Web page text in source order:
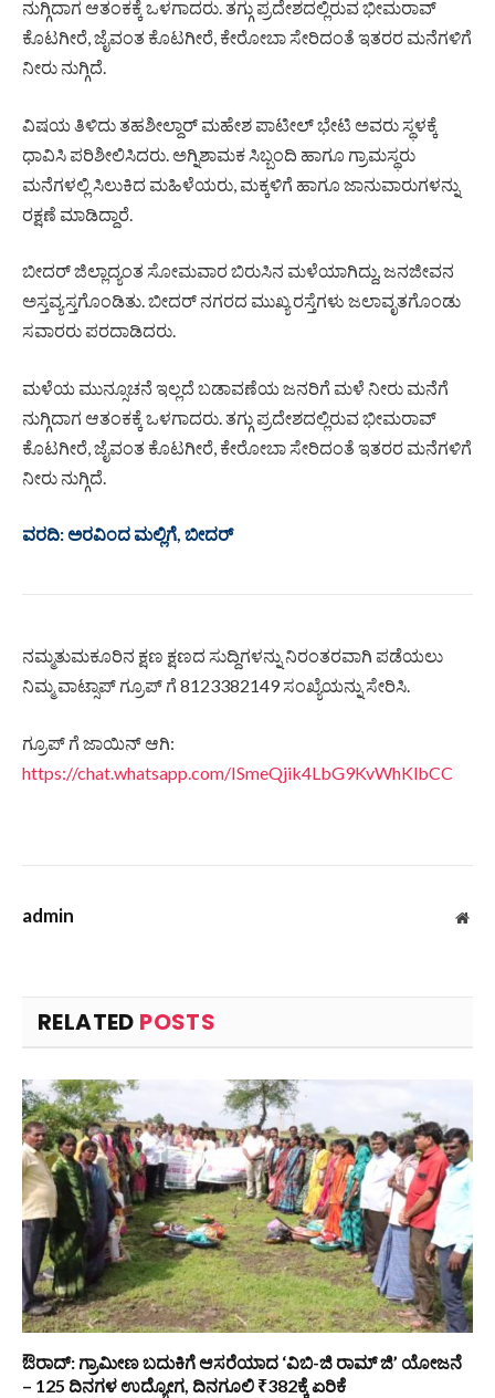
ನುಗ್ಗಿದಾಗ ಆತಂಕಕ್ಕೆ ಒಳಗಾದರು. ತಗ್ಗು ಪ್ರದೇಶದಲ್ಲಿರುವ ಭೀಮರಾವ್‌
ಕೊಟಗೀರೆ, ಜೈವಂತ ಕೊಟಗೀರೆ, ಕೇರೋಬಾ ಸೇರಿದಂತೆ ಇತರರ ಮನೆಗಳಿಗೆ
ನೀರು ನುಗ್ಗಿದೆ.
ವಿಷಯ ತಿಳಿದು ತಹಶೀಲ್ದಾರ್‌ ಮಹೇಶ ಪಾಟೀಲ್‌ ಭೇಟಿ ಅವರು ಸ್ಥಳಕ್ಕೆ
ಧಾವಿಸಿ ಪರಿಶೀಲಿಸಿದರು. ಅಗ್ನಿಶಾಮಕ ಸಿಬ್ಬಂದಿ ಹಾಗೂ ಗ್ರಾಮಸ್ಥರು
ಮನೆಗಳಲ್ಲಿ ಸಿಲುಕಿದ ಮಹಿಳೆಯರು, ಮಕ್ಕಳಿಗೆ ಹಾಗೂ ಜಾನುವಾರುಗಳನ್ನು
ರಕ್ಷಣೆ ಮಾಡಿದ್ದಾರೆ.
ಬೀದರ್‌ ಜಿಲ್ಲಾದ್ಯಂತ ಸೋಮವಾರ ಬಿರುಸಿನ ಮಳೆಯಾಗಿದ್ದು, ಜನಜೀವನ
ಅಸ್ತವ್ಯಸ್ತಗೊಂಡಿತು. ಬೀದರ್‌ ನಗರದ ಮುಖ್ಯ ರಸ್ತೆಗಳು ಜಲಾವೃತಗೊಂಡು
ಸವಾರರು ಪರದಾಡಿದರು.
ಮಳೆಯ ಮುನ್ಸೂಚನೆ ಇಲ್ಲದೆ ಬಡಾವಣೆಯ ಜನರಿಗೆ ಮಳೆ ನೀರು ಮನೆಗೆ
ನುಗ್ಗಿದಾಗ ಆತಂಕಕ್ಕೆ ಒಳಗಾದರು. ತಗ್ಗು ಪ್ರದೇಶದಲ್ಲಿರುವ ಭೀಮರಾವ್‌
ಕೊಟಗೀರೆ, ಜೈವಂತ ಕೊಟಗೀರೆ, ಕೇರೋಬಾ ಸೇರಿದಂತೆ ಇತರರ ಮನೆಗಳಿಗೆ
ನೀರು ನುಗ್ಗಿದೆ.
ವರದಿ: ಅರವಿಂದ ಮಲ್ಲಿಗೆ, ಬೀದರ್
ನಮ್ಮತುಮಕೂರಿನ ಕ್ಷಣ ಕ್ಷಣದ ಸುದ್ದಿಗಳನ್ನು ನಿರಂತರವಾಗಿ ಪಡೆಯಲು
ನಿಮ್ಮ ವಾಟ್ಸಾಪ್ ಗ್ರೂಪ್ ಗೆ 8123382149 ಸಂಖ್ಯೆಯನ್ನು ಸೇರಿಸಿ.
ಗ್ರೂಪ್ ಗೆ ಜಾಯಿನ್ ಆಗಿ:
https://chat.whatsapp.com/ISmeQjik4LbG9KvWhKlbCC
admin
RELATED POSTS
ಔರಾದ್: ಗ್ರಾಮೀಣ ಬದುಕಿಗೆ ಆಸರೆಯಾದ ‘ವಿಬಿ-ಜಿ ರಾಮ್ ಜಿ’ ಯೋಜನೆ
– 125 ದಿನಗಳ ಉದ್ಯೋಗ, ದಿನಗೂಲಿ ₹382ಕ್ಕೆ ಏರಿಕೆ